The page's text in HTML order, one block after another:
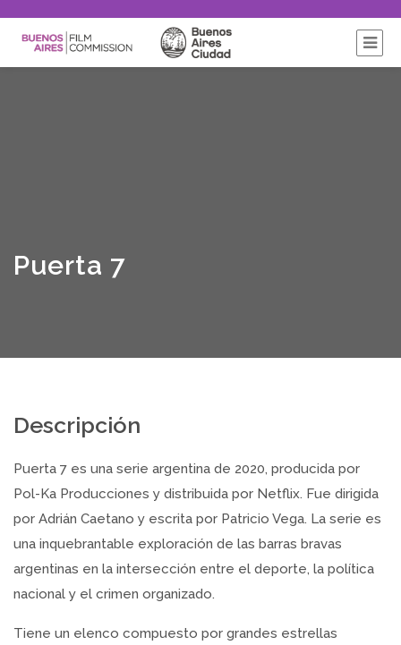
Puerta 7
Descripción
Puerta 7 es una serie argentina de 2020, producida por
Pol-Ka Producciones y distribuida por Netflix. Fue dirigida
por Adrián Caetano y escrita por Patricio Vega. La serie es
una inquebrantable exploración de las barras bravas
argentinas en la intersección entre el deporte, la política
nacional y el crimen organizado.
Tiene un elenco compuesto por grandes estrellas